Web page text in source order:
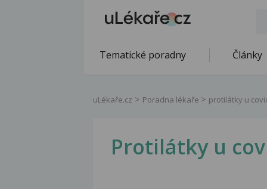
Tematické poradny Články
uLékaře.cz Poradna lékaře protilátky u
Protilátky u